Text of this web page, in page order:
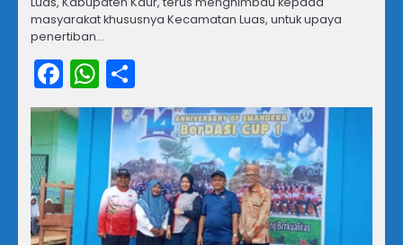
masyarakat khususnya Kecamatan Luas, untuk upaya
penertiban…
Facebook
WhatsApp